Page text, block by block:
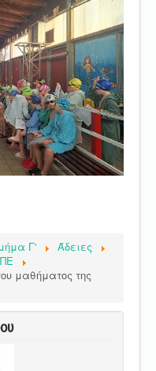
Γ'
Άδειες
μαθήματος της